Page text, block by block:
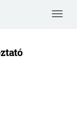
Toggle